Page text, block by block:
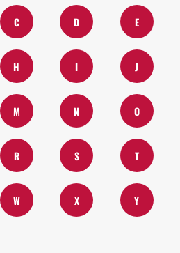
C D E
H I J
M N O
R S T
W X Y